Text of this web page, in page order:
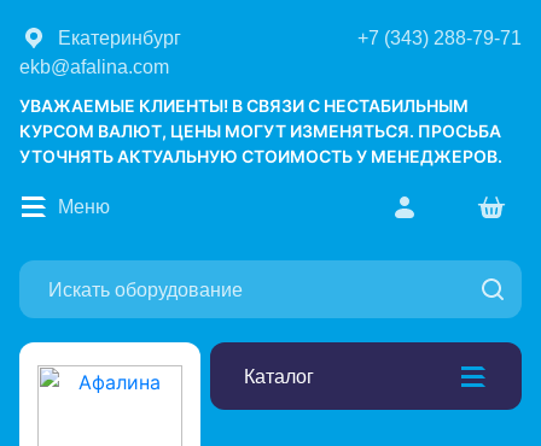
Екатеринбург
+7 (343) 288-79-71
ekb@afalina.com
УВАЖАЕМЫЕ КЛИЕНТЫ! В СВЯЗИ С НЕСТАБИЛЬНЫМ
КУРСОМ ВАЛЮТ, ЦЕНЫ МОГУТ ИЗМЕНЯТЬСЯ. ПРОСЬБА
УТОЧНЯТЬ АКТУАЛЬНУЮ СТОИМОСТЬ У МЕНЕДЖЕРОВ.
Каталог
Меню